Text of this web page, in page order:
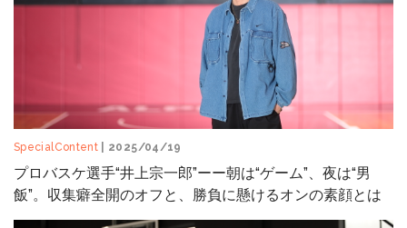
SpecialContent | 2025/04/19
プロバスケ選手“井上宗一郎”ーー朝は“ゲーム”、夜は“男
飯”。収集癖全開のオフと、勝負に懸けるオンの素顔とは